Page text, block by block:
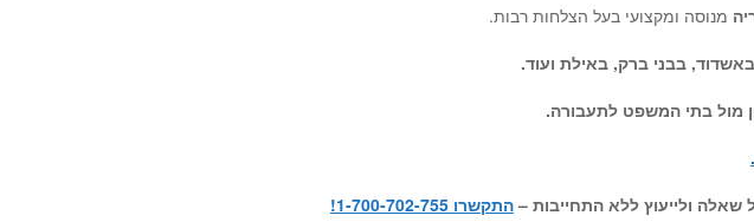
מנוסה ומקצועי בעל הצלחות רבות.
בבני ברק, באילת ועוד.
מול בתי המשפט לתעבורה.
שאלה ולייעוץ ללא התחייבות – התקשרו 1-700-702-755!